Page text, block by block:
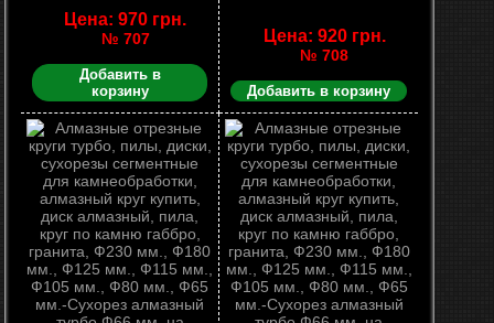
Цена: 970 грн.
№ 707
Добавить в
корзину
Цена: 920 грн.
№ 708
Добавить в корзину